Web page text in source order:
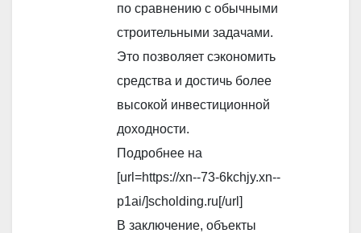
по сравнению с обычными
строительными задачами.
Это позволяет сэкономить
средства и достичь более
высокой инвестиционной
доходности.
Подробнее на
[url=https://xn--73-6kchjy.xn--
p1ai/]scholding.ru[/url]
В заключение, объекты